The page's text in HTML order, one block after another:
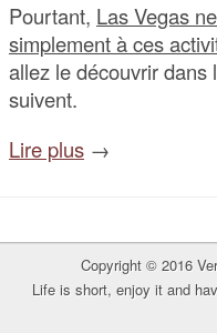
Pourtant, Las Vegas
simplement à ces
allez le découvrir dans
suivent.
Lire plus →
Copyright © 2016
Life is short, enjoy it and